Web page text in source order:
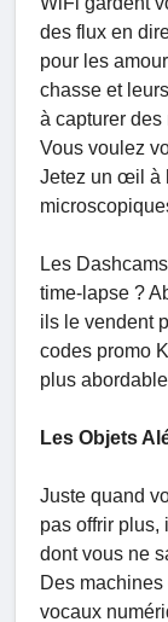
des flux en
pour les
chasse et
à capturer des
Vous voulez
Jetez un œil à
Les
time-lapse ?
ils le vendent
codes promo
plus
Les Objets
Juste quand
pas offrir plus,
dont vous ne
Des
vocaux